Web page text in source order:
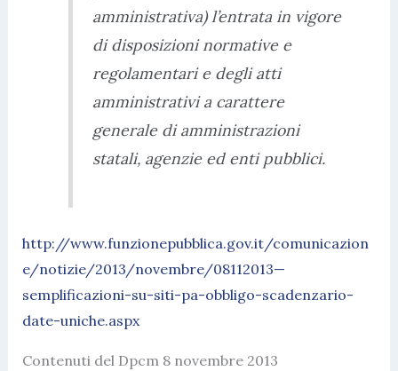
amministrativa) l’entrata in vigore
di disposizioni normative e
regolamentari e degli atti
amministrativi a carattere
generale di amministrazioni
statali, agenzie ed enti pubblici.
http://www.funzionepubblica.gov.it/comunicazion
e/notizie/2013/novembre/08112013—
semplificazioni-su-siti-pa-obbligo-scadenzario-
date-uniche.aspx
Contenuti del Dpcm 8 novembre 2013